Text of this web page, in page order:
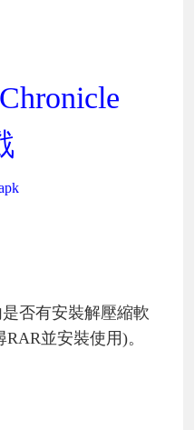
否有安裝解壓縮軟
並安裝使用)。